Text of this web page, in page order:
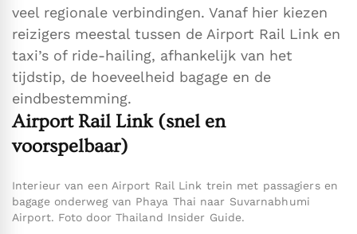
veel regionale verbindingen. Vanaf hier kiezen
reizigers meestal tussen de Airport Rail Link en
taxi’s of ride-hailing, afhankelijk van het
tijdstip, de hoeveelheid bagage en de
eindbestemming.
Airport Rail Link (snel en
voorspelbaar)
Interieur van een Airport Rail Link trein met passagiers en
bagage onderweg van Phaya Thai naar Suvarnabhumi
Airport. Foto door Thailand Insider Guide.